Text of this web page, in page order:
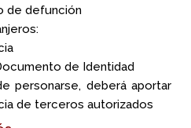
de defunción
de Identidad
personarse, deberá aportar
de terceros autorizados